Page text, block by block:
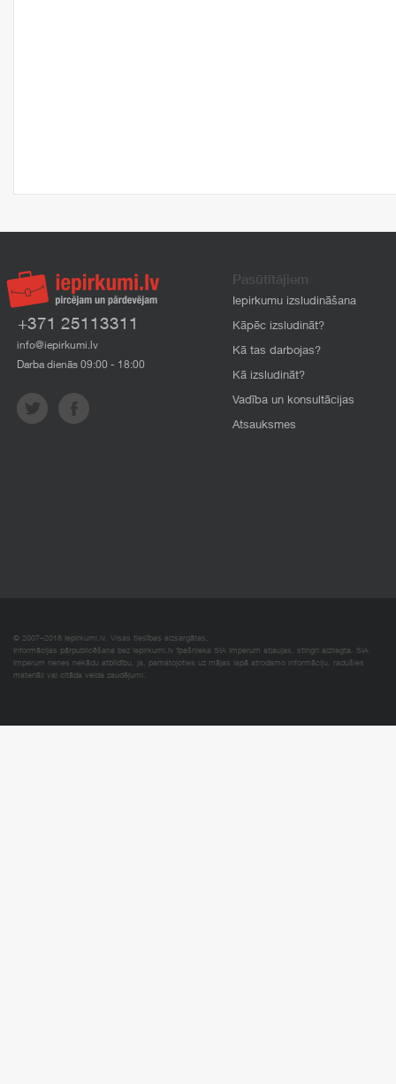
+371 25113311
info@iepirkumi.lv
Darba dienās 09:00 - 18:00
Pasūtītājiem
Iepirkumu izsludināšana
Kāpēc izsludināt?
Kā tas darbojas?
Kā izsludināt?
Vadība un konsultācijas
Atsauksmes
© 2007–2018 Iepirkumi.lv. Visas tiesības aizsargātas.
Informācijas pārpublicēšana bez iepirkumi.lv īpašnieka SIA Imperum atļaujas, stingri aizliegta. SIA
Imperum nenes nekādu atbildību, ja, pamatojoties uz mājas lapā atrodamo informāciju, radušies
materiāli vai citāda veida zaudējumi.